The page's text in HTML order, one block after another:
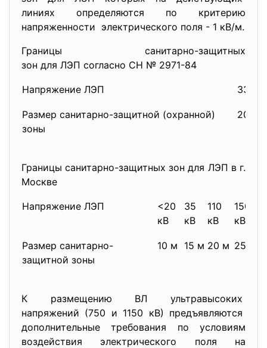
линиях определяются по критерию
напряженности электрического поля - 1 кВ/м.
Границы санитарно-защитных
зон для ЛЭП согласно СН № 2971-84
Напряжение ЛЭП 330
Размер санитарно-защитной (охранной)
зоны
20 м
Границы санитарно-защитных зон для ЛЭП в г.
Москве
Напряжение ЛЭП
<20
кВ
35
кВ
110
кВ
150 -
кВ
Размер санитарно-
защитной зоны
10 м 15 м 20 м 25 м
К размещению ВЛ ультравысоких
напряжений (750 и 1150 кВ) предъявляются
дополнительные требования по условиям
воздействия электрического поля на